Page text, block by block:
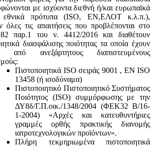
με ισχύοντα διεθνή ή/και ευρωπαϊκά
πρότυπα (ISO, ΕΝ,ΕΛΟΤ κ.λ.π.),
όλες τις απαιτήσεις που προβλέπονται στο
παρ.1 του ν. 4412/2016 και διαθέτουν
διασφάλισης ποιότητας τα οποία έχουν
από ανεξάρτητους διαπιστευμένους
Πιστοποιητικά ISO σειράς 9001 , ΕΝ ISO
13458 (ή ισοδύναμα)
Πιστοποιητικό Πιστοποιητικό Συστήματος
Ποιότητος (ISO) συμμόρφωσης με την
ΔΥ8δ/Γ.Π.οικ./1348/2004 (ΦΕΚ32 Β/16-
1-2004) «Αρχές και κατευθυντήριες
γραμμές ορθής πρακτικής διανομής
ιατροτεχνολογικών προϊόντων».
Πλήρη τεκμηριωμένα πιστοποιητικά